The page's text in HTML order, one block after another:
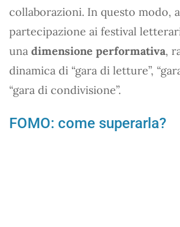
collaborazioni. In questo modo,
partecipazione ai festival
una dimensione performativa,
dinamica di “gara di letture”,
“gara di condivisione”.
FOMO: come superarla?